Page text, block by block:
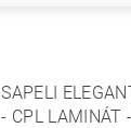
SAPELI
- CPL LAMINÁT